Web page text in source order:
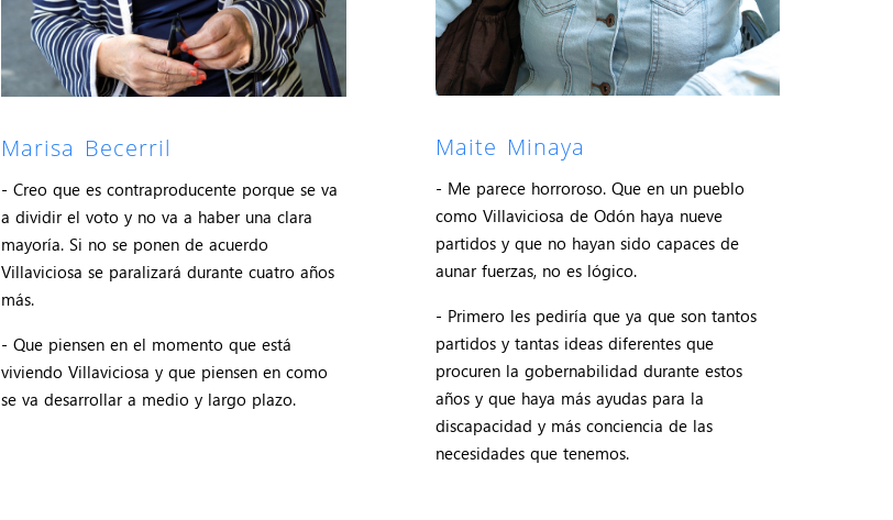
Marisa Becerril
- Creo que es contraproducente porque se va
a dividir el voto y no va a haber una clara
mayoría. Si no se ponen de acuerdo
Villaviciosa se paralizará durante cuatro años
más.
- Que piensen en el momento que está
viviendo Villaviciosa y que piensen en como
se va desarrollar a medio y largo plazo.
Maite Minaya
- Me parece horroroso. Que en un pueblo
como Villaviciosa de Odón haya nueve
partidos y que no hayan sido capaces de
aunar fuerzas, no es lógico.
- Primero les pediría que ya que son tantos
partidos y tantas ideas diferentes que
procuren la gobernabilidad durante estos
años y que haya más ayudas para la
discapacidad y más conciencia de las
necesidades que tenemos.